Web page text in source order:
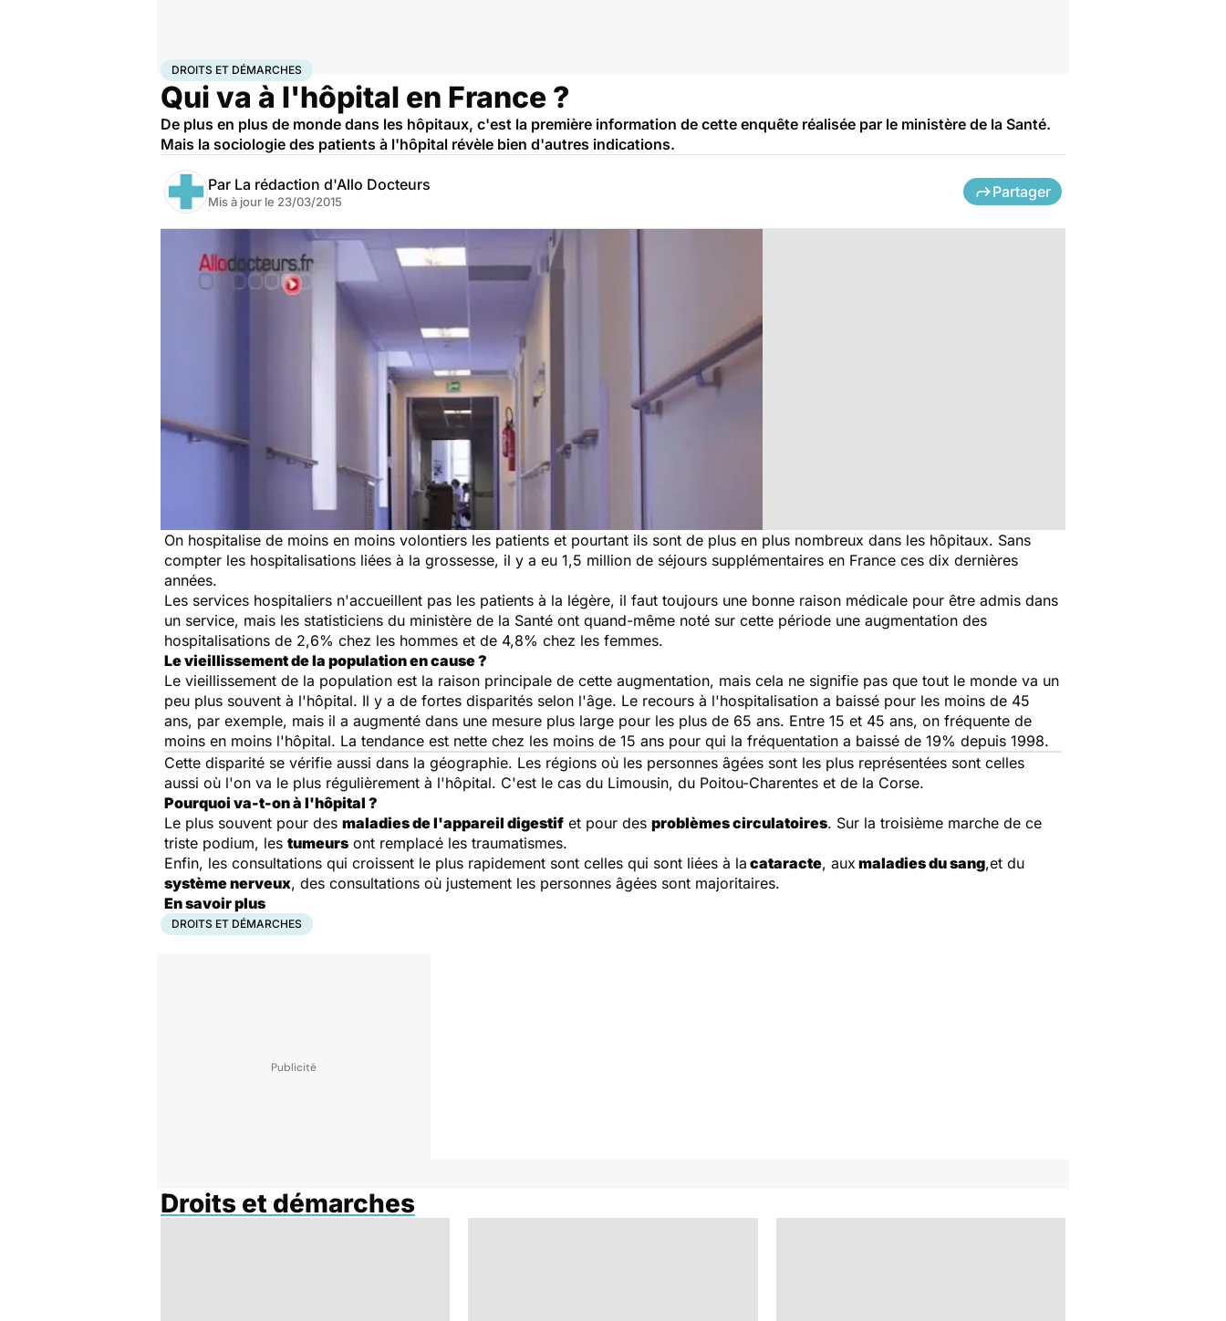
AccueilSanté SociétéDroits et démarches
DROITS ET DÉMARCHES
Qui va à l'hôpital en France ?
De plus en plus de monde dans les hôpitaux, c'est la première information de cette enquête réalisée par le ministère de la Santé.
Mais la sociologie des patients à l'hôpital révèle bien d'autres indications.
Par La rédaction d'Allo Docteurs
Mis à jour le 23/03/2015
Partager
On hospitalise de moins en moins volontiers les patients et pourtant ils sont de plus en plus nombreux dans les hôpitaux. Sans
compter les hospitalisations liées à la grossesse, il y a eu 1,5 million de séjours supplémentaires en France ces dix dernières
années.
Les services hospitaliers n'accueillent pas les patients à la légère, il faut toujours une bonne raison médicale pour être admis dans
un service, mais les statisticiens du ministère de la Santé ont quand-même noté sur cette période une augmentation des
hospitalisations de 2,6% chez les hommes et de 4,8% chez les femmes.
Le vieillissement de la population en cause ?
Le vieillissement de la population est la raison principale de cette augmentation, mais cela ne signifie pas que tout le monde va un
peu plus souvent à l'hôpital. Il y a de fortes disparités selon l'âge. Le recours à l'hospitalisation a baissé pour les moins de 45
ans, par exemple, mais il a augmenté dans une mesure plus large pour les plus de 65 ans. Entre 15 et 45 ans, on fréquente de
moins en moins l'hôpital. La tendance est nette chez les moins de 15 ans pour qui la fréquentation a baissé de 19% depuis 1998.
Cette disparité se vérifie aussi dans la géographie. Les régions où les personnes âgées sont les plus représentées sont celles
aussi où l'on va le plus régulièrement à l'hôpital. C'est le cas du Limousin, du Poitou-Charentes et de la Corse.
Pourquoi va-t-on à l'hôpital ?
Le plus souvent pour des maladies de l'appareil digestif et pour des problèmes circulatoires. Sur la troisième marche de ce
triste podium, les tumeurs ont remplacé les traumatismes.
Enfin, les consultations qui croissent le plus rapidement sont celles qui sont liées à la cataracte, aux maladies du sang,et du
système nerveux, des consultations où justement les personnes âgées sont majoritaires.
En savoir plus
DROITS ET DÉMARCHES
Droits et démarches